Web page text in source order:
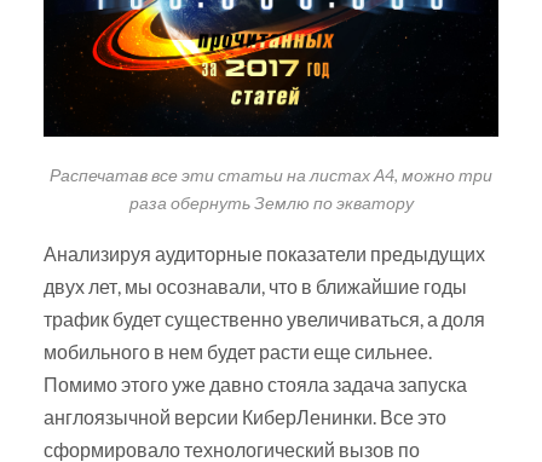
Распечатав все эти статьи на листах А4, можно три
раза обернуть Землю по экватору
Анализируя аудиторные показатели предыдущих
двух лет, мы осознавали, что в ближайшие годы
трафик будет существенно увеличиваться, а доля
мобильного в нем будет расти еще сильнее.
Помимо этого уже давно стояла задача запуска
англоязычной версии КиберЛенинки. Все это
сформировало технологический вызов по